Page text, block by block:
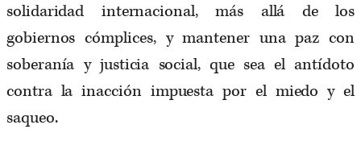
solidaridad internacional, más allá de los
gobiernos cómplices, y mantener una paz con
soberanía y justicia social, que sea el antídoto
contra la inacción impuesta por el miedo y el
saqueo.